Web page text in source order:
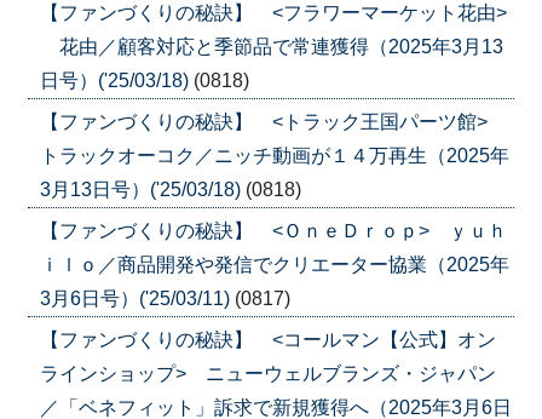
【ファンづくりの秘訣】 <フラワーマーケット花由>
花由／顧客対応と季節品で常連獲得（2025年3月13
日号）('25/03/18) (0818)
【ファンづくりの秘訣】 <トラック王国パーツ館>
トラックオーコク／ニッチ動画が１４万再生（2025年
3月13日号）('25/03/18) (0818)
【ファンづくりの秘訣】 <ＯｎｅＤｒｏｐ> ｙｕｈ
ｉｌｏ／商品開発や発信でクリエーター協業（2025年
3月6日号）('25/03/11) (0817)
【ファンづくりの秘訣】 <コールマン【公式】オン
ラインショップ> ニューウェルブランズ・ジャパン
／「ベネフィット」訴求で新規獲得へ（2025年3月6日